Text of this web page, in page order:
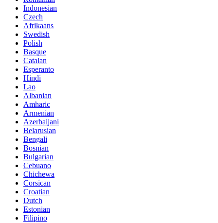
Indonesian
Czech
Afrikaans
Swedish
Polish
Basque
Catalan
Esperanto
Hindi
Lao
Albanian
Amharic
Armenian
Azerbaijani
Belarusian
Bengali
Bosnian
Bulgarian
Cebuano
Chichewa
Corsican
Croatian
Dutch
Estonian
Filipino